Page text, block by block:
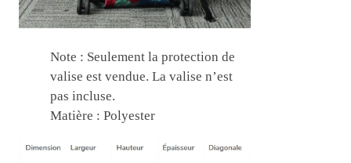
Note : Seulement la protection de
valise est vendue. La valise n’est
pas incluse.
Matière : Polyester